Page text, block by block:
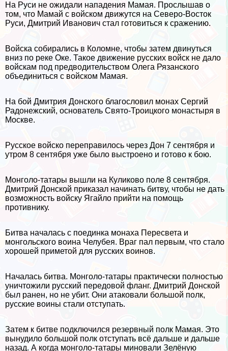
На Руси не ожидали нападения Мамая. Прослышав о
том, что Мамай с войском движутся на Северо-Восток
Руси, Дмитрий Иванович стал готовиться к сражению.
Войска собирались в Коломне, чтобы затем двинуться
вниз по реке Оке. Такое движение русских войск не дало
войскам под предводительством Олега Рязанского
объединиться с войском Мамая.
На бой Дмитрия Донского благословил монах Сергий
Радонежский, основатель Свято-Троицкого монастыря в
Москве.
Русское войско переправилось через Дон 7 сентября и
утром 8 сентября уже было выстроено и готово к бою.
Монголо-татары вышли на Куликово поле 8 сентября.
Дмитрий Донской приказал начинать битву, чтобы не дать
возможность войску Ягайло прийти на помощь
противнику.
Битва началась с поединка монаха Пересвета и
монгольского воина Челубея. Враг пал первым, что стало
хорошей приметой для русских воинов.
Началась битва. Монголо-татары пpaктически полностью
уничтожили русский передовой фланг. Дмитрий Донской
был ранен, но не убит. Они атаковали большой полк,
русские воины стали отступать.
Затем к битве подключился резервный полк Мамая. Это
вынудило большой полк отступать всё дальше и дальше
назад. А когда монголо-татары миновали Зелёную